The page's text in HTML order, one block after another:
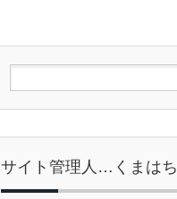
サイト管理人…くまはち